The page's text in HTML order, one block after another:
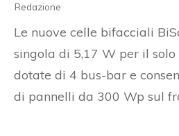
Redazione
Le nuove celle bifacciali
singola di 5,17 W per il solo
dotate di 4 bus-bar e
di pannelli da 300 Wp sul